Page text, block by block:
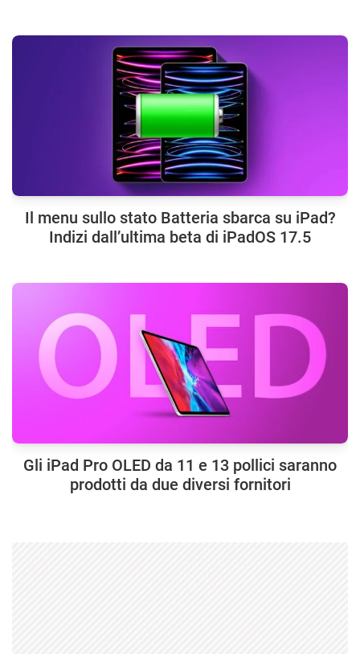
Il menu sullo stato Batteria sbarca su iPad?
Indizi dall’ultima beta di iPadOS 17.5
Gli iPad Pro OLED da 11 e 13 pollici saranno
prodotti da due diversi fornitori